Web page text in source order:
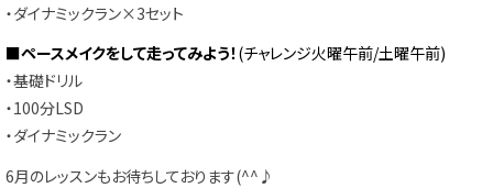
・ダイナミックラン×3セット
■ペースメイクをして走ってみよう！(チャレンジ火曜午前/土曜午前)
・基礎ドリル
・100分LSD
・ダイナミックラン
6月のレッスンもお待ちしております(^^♪